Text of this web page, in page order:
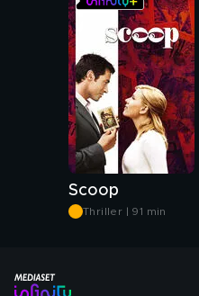
Scoop
Thriller | 91 min